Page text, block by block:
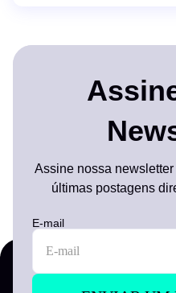
Assine nossa
últimas postagens
E-mail